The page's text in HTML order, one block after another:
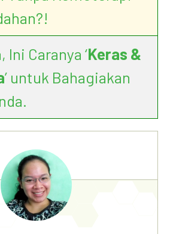
Ini Caranya ‘Keras &
’ untuk Bahagiakan